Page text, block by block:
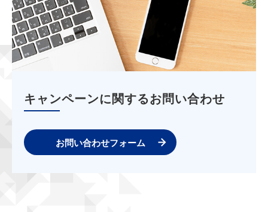
キャンペーンに関するお問い合わせ
お問い合わせフォーム